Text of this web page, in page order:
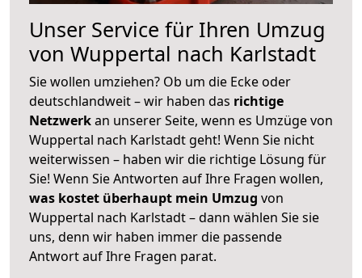
Unser Service für Ihren Umzug
von Wuppertal nach Karlstadt
Sie wollen umziehen? Ob um die Ecke oder
deutschlandweit – wir haben das richtige
Netzwerkan unserer Seite, wenn es Umzüge von
Wuppertal nach Karlstadt geht! Wenn Sie nicht
weiterwissen – haben wir die richtige Lösung für
Sie! Wenn Sie Antworten auf Ihre Fragen wollen,
was kostet überhaupt mein Umzug von
Wuppertal nach Karlstadt – dann wählen Sie sie
uns, denn wir haben immer die passende
Antwort auf Ihre Fragen parat.